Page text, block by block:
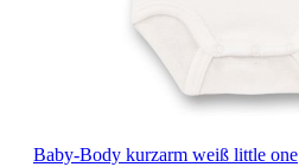
Baby-Body kurzarm weiß little one